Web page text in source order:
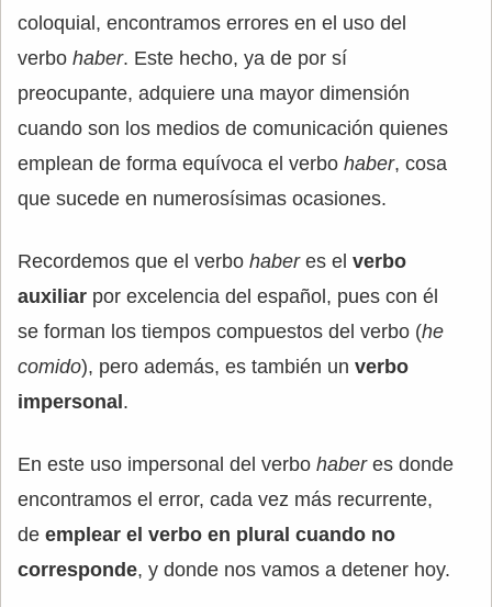
coloquial, encontramos errores en el uso del
verbo haber. Este hecho, ya de por sí
preocupante, adquiere una mayor dimensión
cuando son los medios de comunicación quienes
emplean de forma equívoca el verbo haber, cosa
que sucede en numerosísimas ocasiones.
Recordemos que el verbo haberes el verbo
auxiliar por excelencia del español, pues con él
se forman los tiempos compuestos del verbo (he
comido), pero además, es también un verbo
impersonal .
En este uso impersonal del verbo haberes donde
encontramos el error, cada vez más recurrente,
de emplear el verbo en plural cuando no
corresponde, y donde nos vamos a detener hoy.